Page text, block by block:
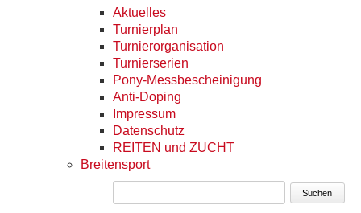
Aktuelles
Turnierplan
Turnierorganisation
Turnierserien
Pony-Messbescheinigung
Anti-Doping
Impressum
Datenschutz
REITEN und ZUCHT
Breitensport
Suchen